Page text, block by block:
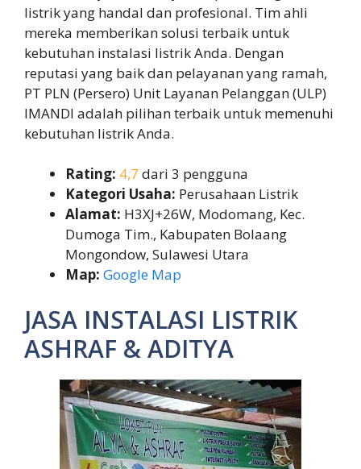
listrik yang handal dan profesional. Tim ahli
mereka memberikan solusi terbaik untuk
kebutuhan instalasi listrik Anda. Dengan
reputasi yang baik dan pelayanan yang ramah,
PT PLN (Persero) Unit Layanan Pelanggan (ULP)
IMANDI adalah pilihan terbaik untuk memenuhi
kebutuhan listrik Anda.
Rating: 4,7 dari 3 pengguna
Kategori Usaha: Perusahaan Listrik
Alamat: H3XJ+26W, Modomang, Kec.
Dumoga Tim., Kabupaten Bolaang
Mongondow, Sulawesi Utara
Map: Google Map
JASA INSTALASI LISTRIK
ASHRAF & ADITYA